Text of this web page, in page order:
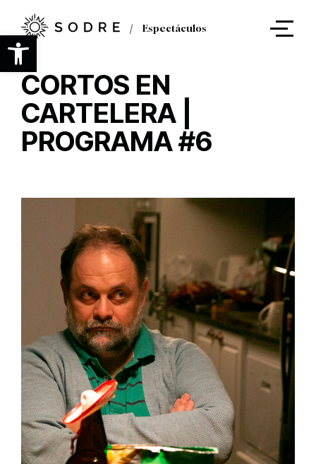
Abrir barra de herramientas
contenido
principal
Espectáculos
CORTOS EN
CARTELERA |
PROGRAMA #6